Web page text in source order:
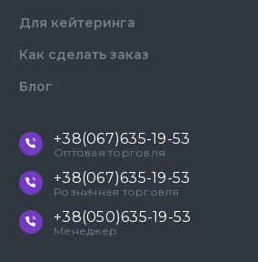
Для кейтеринга
Как сделать заказ
Блог
+38(067)635-19-53
Оптовая торговля
+38(067)635-19-53
Розничная торговля
+38(050)635-19-53
Менеджер